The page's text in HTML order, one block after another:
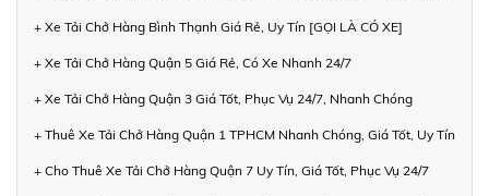
+ Xe Tải Chở Hàng Bình Thạnh Giá Rẻ, Uy Tín [GỌI LÀ CÓ XE]
+ Xe Tải Chở Hàng Quận 5 Giá Rẻ, Có Xe Nhanh 24/7
+ Xe Tải Chở Hàng Quận 3 Giá Tốt, Phục Vụ 24/7, Nhanh Chóng
+ Thuê Xe Tải Chở Hàng Quận 1 TPHCM Nhanh Chóng, Giá Tốt, Uy Tín
+ Cho Thuê Xe Tải Chở Hàng Quận 7 Uy Tín, Giá Tốt, Phục Vụ 24/7